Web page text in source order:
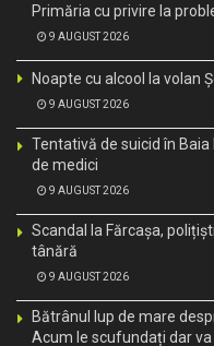
Primăria cu privire la
9 AUGUST 2026
Noapte cu alcool la volan
9 AUGUST 2026
Tentativă de suicid în
de medici
9 AUGUST 2026
Scandal la Fărcașa,
tânără
9 AUGUST 2026
Bătrânul lup de mare
Acum le scufundați dar